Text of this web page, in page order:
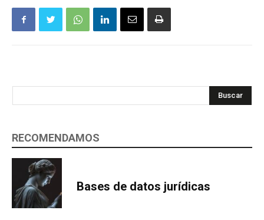
Buscar
RECOMENDAMOS
Bases de datos jurídicas